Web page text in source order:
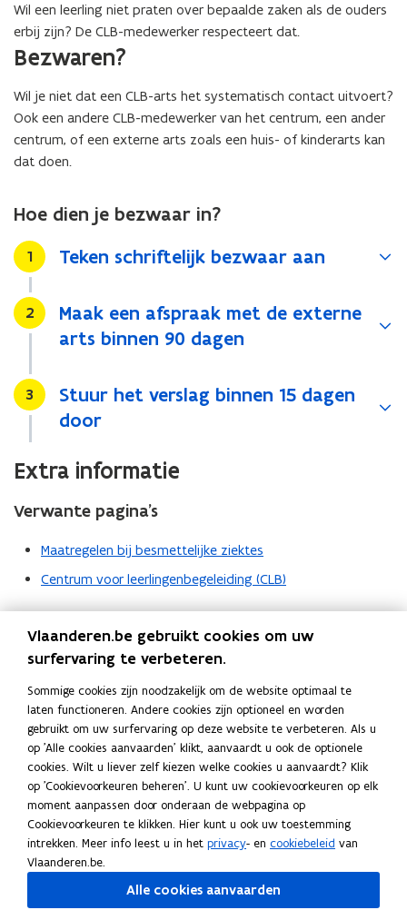
Wil een leerling niet praten over bepaalde zaken als de ouders
erbij zijn? De CLB-medewerker respecteert dat.
Bezwaren?
Wil je niet dat een CLB-arts het systematisch contact uitvoert?
Ook een andere CLB-medewerker van het centrum, een ander
centrum, of een externe arts zoals een huis- of kinderarts kan
dat doen.
Hoe dien je bezwaar in?
Stap
1 Teken schriftelijk bezwaar aan
Stap
2
Maak een afspraak met de externe
arts binnen 90 dagen
Stap
3
Stuur het verslag binnen 15 dagen
door
Extra informatie
Verwante pagina’s
Maatregelen bij besmettelijke ziektes
Centrum voor leerlingenbegeleiding (CLB)
Volg Onderwijs Vlaanderen op
opent in nieuw venster
X
opent in nieuw venster
Instagram
opent in nieuw venster
Linkedin
opent in nieuw venster
Deel deze pagina
L
i
n
e
K
o
p
e
Contact
Vlaanderen.be gebruikt cookies om uw
surfervaring te verbeteren.
Sommige cookies zijn noodzakelijk om de website optimaal te
laten functioneren. Andere cookies zijn optioneel en worden
gebruikt om uw surfervaring op deze website te verbeteren. Als u
op 'Alle cookies aanvaarden' klikt, aanvaardt u ook de optionele
cookies. Wilt u liever zelf kiezen welke cookies u aanvaardt? Klik
op 'Cookievoorkeuren beheren'. U kunt uw cookievoorkeuren op elk
moment aanpassen door onderaan de webpagina op
Cookievoorkeuren te klikken. Hier kunt u ook uw toestemming
intrekken. Meer info leest u in het privacy- en cookiebeleid van
Vlaanderen.be.
Alle cookies aanvaarden